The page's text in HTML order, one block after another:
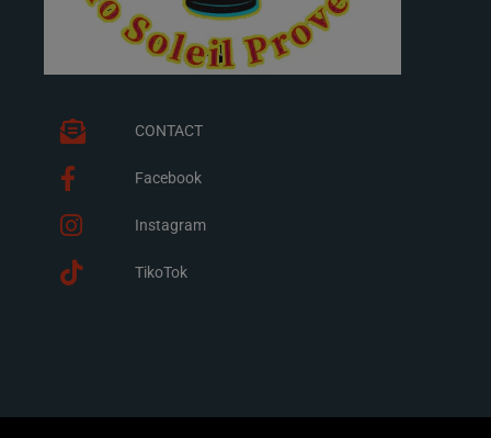
CONTACT
Facebook
Instagram
TikoTok